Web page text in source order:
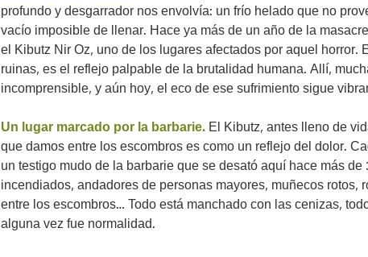
profundo y desgarrador nos envolvía: un frío helado que no
vacío imposible de llenar. Hace ya más de un año de la
el Kibutz Nir Oz, uno de los lugares afectados por aquel horror.
ruinas, es el reflejo palpable de la brutalidad humana. Allí,
incomprensible, y aún hoy, el eco de ese sufrimiento sigue
Un lugar marcado por la barbarie. El Kibutz, antes lleno de
que damos entre los escombros es como un reflejo del dolor.
un testigo mudo de la barbarie que se desató aquí hace más
incendiados, andadores de personas mayores, muñecos rotos,
entre los escombros… Todo está manchado con las cenizas,
alguna vez fue normalidad.